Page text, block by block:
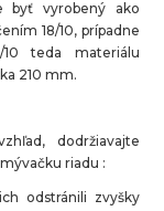
byť vyrobený ako
18/10, prípadne
teda materiálu
210 mm.
dodržiavajte
riadu :
odstránili zvyšky